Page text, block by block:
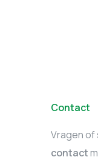
Contact
Vragen of
contact